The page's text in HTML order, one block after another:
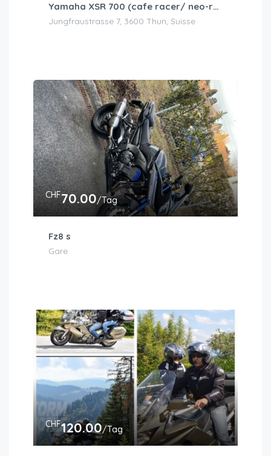
Yamaha XSR 700 (cafe racer/ neo-retro)
Jungfraustrasse 7, 3600 Thun, Suisse
CHF70.00/Tag
Fz8 s
Gare
CHF120.00/Tag